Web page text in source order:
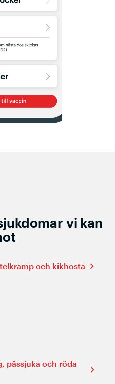
vi kan
och kikhosta
påssjuka och röda